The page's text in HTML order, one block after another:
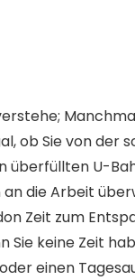
ob Sie von der
überfüllten U-
die Arbeit
Zeit zum
Sie keine Zeit
einen